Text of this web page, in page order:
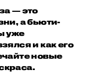
— это
а бьюти-
уже
и как его
новые